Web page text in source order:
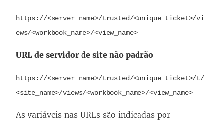
https://<server_name>/trusted/<unique_ticket>/vi
ews/<workbook_name>/<view_name>
URL de servidor de site não padrão
https://<server_name>/trusted/<unique_ticket>/t/
<site_name>/views/<workbook_name>/<view_name>
As variáveis nas URLs são indicadas por